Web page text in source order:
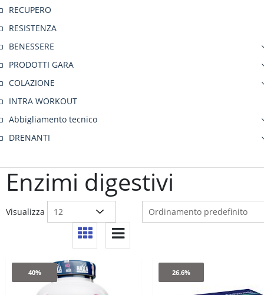
Enzimi digestivi
Visualizza
40% 26.6%
RECUPERO
RESISTENZA
BENESSERE
PRODOTTI GARA
COLAZIONE
INTRA WORKOUT
Abbigliamento tecnico
DRENANTI